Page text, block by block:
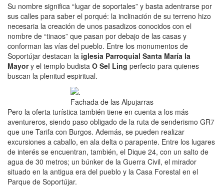
Su nombre significa “lugar de soportales” y basta adentrarse por
sus calles para saber el porqué: la inclinación de su terreno hizo
necesaria la creación de unos pasadizos conocidos con el
nombre de “tinaos” que pasan por debajo de las casas y
conforman las vías del pueblo. Entre los monumentos de
Soportújar destacan la iglesia Parroquial Santa María la
Mayory el templo budista O Sel Ling perfecto para quienes
buscan la plenitud espiritual.
Fachada de las Alpujarras
Pero la oferta turística también tiene en cuenta a los más
aventureros, siendo paso obligado de la ruta de senderismo GR7
que une Tarifa con Burgos. Además, se pueden realizar
excursiones a caballo, en ala delta o parapente. Entre los lugares
de interés se encuentran, también, el Dique 24, con un salto de
agua de 30 metros; un búnker de la Guerra Civil, el mirador
situado en la antigua era del pueblo y la Casa Forestal en el
Parque de Soportújar.